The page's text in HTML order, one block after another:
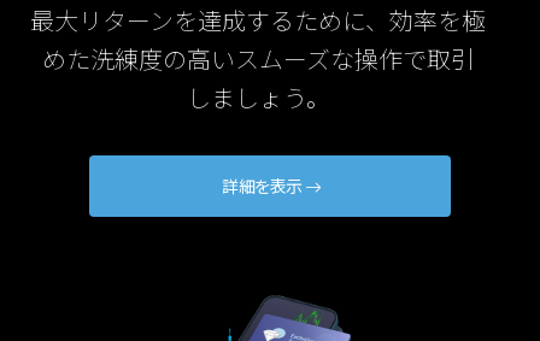
最大リターンを達成するために、効率を極
めた洗練度の高いスムーズな操作で取引
しましょう。
詳細を表示